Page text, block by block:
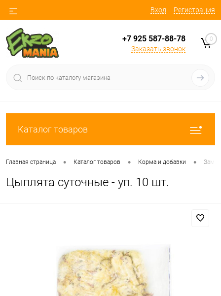
Вход Регистрация
+7 925 587-88-78
Заказать звонок
0
Каталог товаров
Главная страница • Каталог товаров • Корма и добавки •
Цыплята суточные - уп. 10 шт.